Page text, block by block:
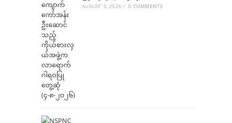
AUGUST 5, 2026 / 0 COMMENTS